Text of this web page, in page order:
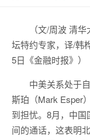
（文/周波 清
坛特约专家，译/韩
5日《金融时报》）
中美关系处于
斯珀（Mark Esper
到担忧。8月，中
间的通话，这表明